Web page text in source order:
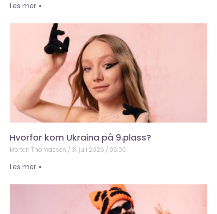
Les mer »
Hvorfor kom Ukraina på 9.plass?
Morten Thomassen 31. juli 2026 05:00
Les mer »